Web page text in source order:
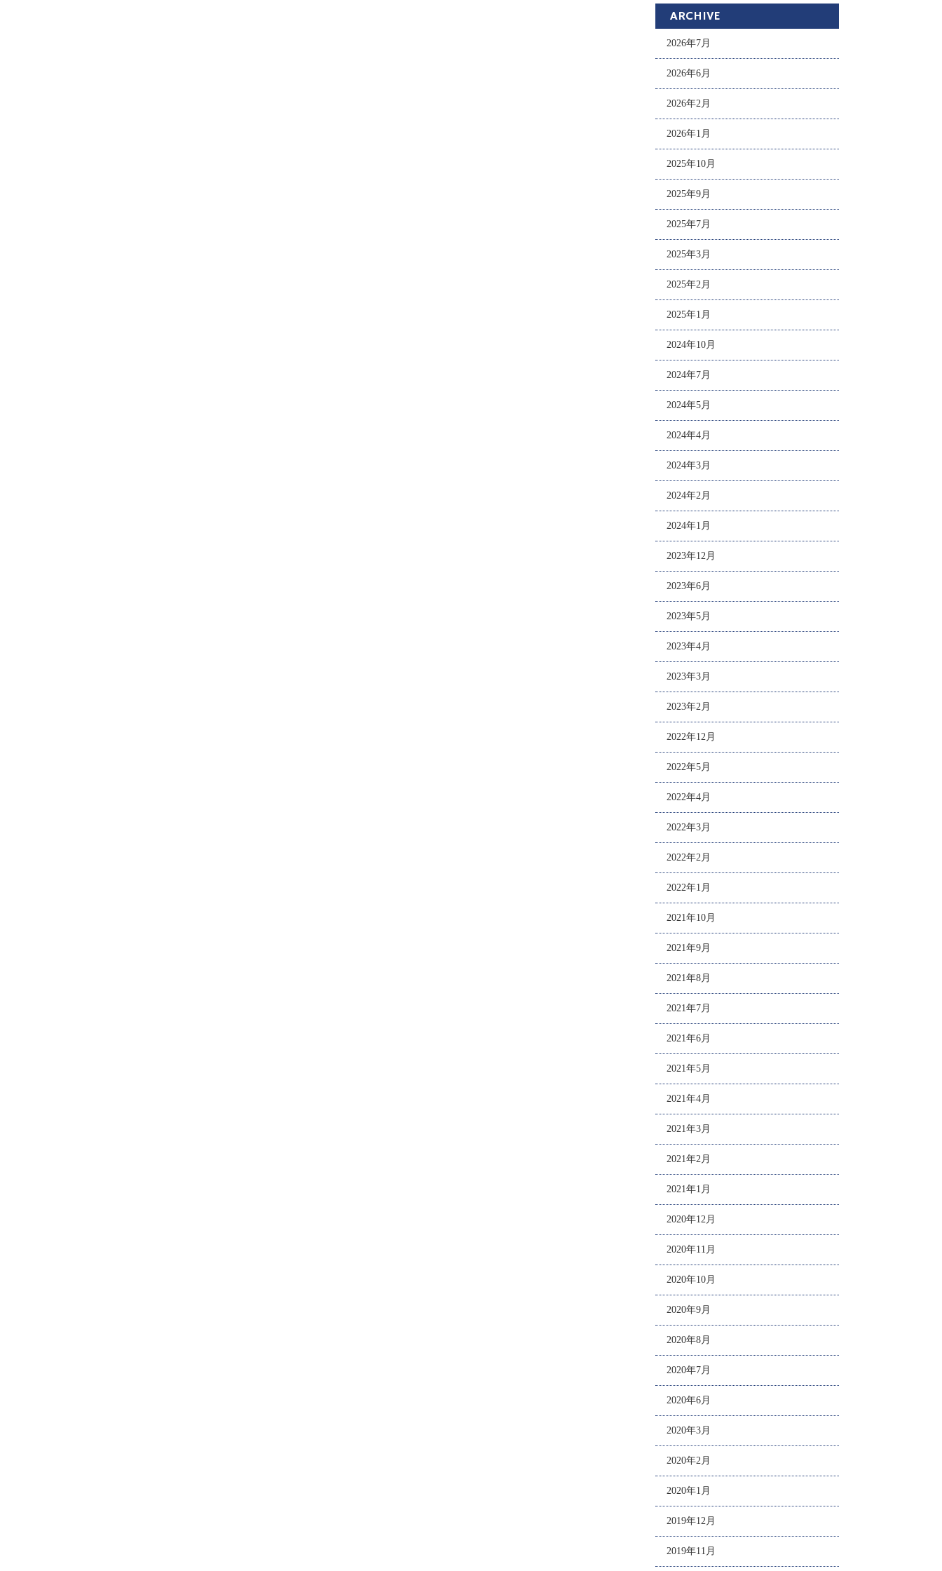
ARCHIVE
2026年7月
2026年6月
2026年2月
2026年1月
2025年10月
2025年9月
2025年7月
2025年3月
2025年2月
2025年1月
2024年10月
2024年7月
2024年5月
2024年4月
2024年3月
2024年2月
2024年1月
2023年12月
2023年6月
2023年5月
2023年4月
2023年3月
2023年2月
2022年12月
2022年5月
2022年4月
2022年3月
2022年2月
2022年1月
2021年10月
2021年9月
2021年8月
2021年7月
2021年6月
2021年5月
2021年4月
2021年3月
2021年2月
2021年1月
2020年12月
2020年11月
2020年10月
2020年9月
2020年8月
2020年7月
2020年6月
2020年3月
2020年2月
2020年1月
2019年12月
2019年11月